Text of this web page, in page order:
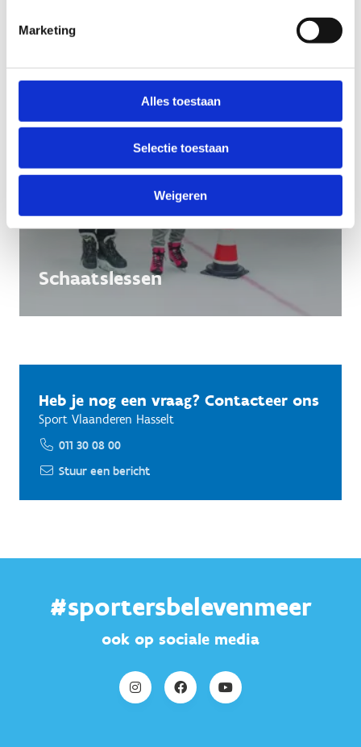
Marketing
Alles toestaan
Selectie toestaan
Weigeren
Schaatslessen
Heb je nog een vraag? Contacteer ons
Sport Vlaanderen Hasselt
011 30 08 00
Stuur een bericht
#sportersbelevenmeer
ook op sociale media